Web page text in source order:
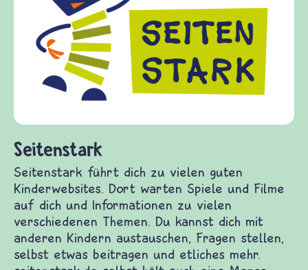
frieden-fragen.de ist ein Internet-
Kinder, Eltern und ErzieherInnen
Fragen von Krieg und Frieden,
Gewalt informiert und einen
diesem Themenbereich
fragen.de bietet Antworten auf
und Frieden, Streit und Gewalt.